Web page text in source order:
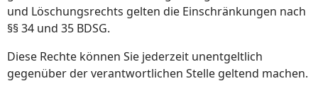
und Löschungsrechts gelten die Einschränkungen nach
§§ 34 und 35 BDSG.
Diese Rechte können Sie jederzeit unentgeltlich
gegenüber der verantwortlichen Stelle geltend machen.